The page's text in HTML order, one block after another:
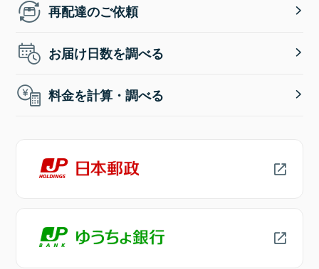
再配達のご依頼
お届け日数を調べる
料金を計算・調べる